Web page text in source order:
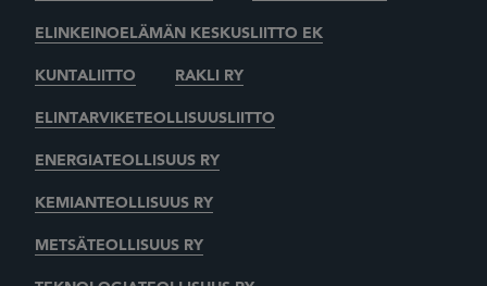
ELINKEINOELÄMÄN KESKUSLIITTO EK
KUNTALIITTO RAKLI RY
ELINTARVIKETEOLLISUUSLIITTO
ENERGIATEOLLISUUS RY
KEMIANTEOLLISUUS RY
METSÄTEOLLISUUS RY